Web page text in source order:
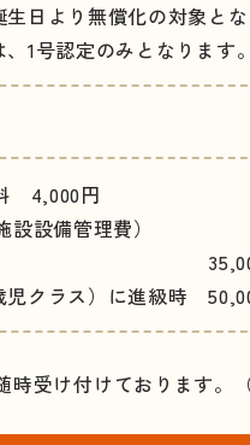
生日より無償化の対象と
1号認定のみとなります。
4,000円
設備管理費）
35,000
クラス）に進級時
時受け付けております。